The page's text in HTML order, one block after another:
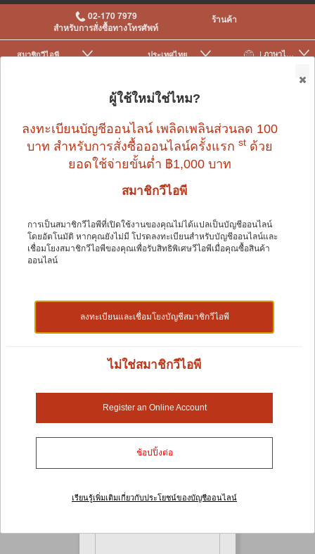
02-170 7979
สำหรับการสั่งซื้อทางโทรศัพท์
ร้านค้า
| ภาษาไทย
ประเทศไทย
สมาชิกวีไอพี
|
ของใช้สัตว์เล็กและอื่น ๆ> การท่องเที่ยว
สัตว์เล็ก
Shop by:
ตอนนี้คุณไม่ต้องกังวลว่าสัตว์เลี้ยงของคุณจะ
กระวนกระวายใจเมื่อคุณพาพวกเขาไปเที่ยวด้วยตลอดการ
เดินทางของคุณ เรามีกรงใส่สัตว์เลี้ยงขนาดเล็กและสายจูง
หลากหลายประเภทให้เลือก เพื่อการขนย้ายพวกเขาได้
อย่างปลอดภัยและสะดวกสบาย ลังและกรงสัตว์เลี้ยงของ
No Product Found
ผู้ใช้ใหม่ใช่ไหม?
ลงทะเบียนบัญชีออนไลน์ เพลิดเพลินส่วนลด 100
บาท สำหรับการสั่งซื้อออนไลน์ครั้งแรกst ด้วย
ยอดใช้จ่ายขั้นต่ำ ฿1,000 บาท
สมาชิกวีไอพี
การเป็นสมาชิกวีไอพีที่เปิดใช้งานของคุณไม่ได้แปลเป็นบัญชีออนไลน์
โดยอัตโนมัติ หากคุณยังไม่มี โปรดลงทะเบียนสำหรับบัญชีออนไลน์และ
เชื่อมโยงสมาชิกวีไอพีของคุณเพื่อรับสิทธิพิเศษวีไอพีเมื่อคุณซื้อสินค้า
ออนไลน์
ลงทะเบียนและเชื่อมโยงบัญชีสมาชิกวีไอพี
ไม่ใช่สมาชิกวีไอพี
Register an Online Account
ช้อปปิ้งต่อ
เรียนรู้เพิ่มเติมเกี่ยวกับประโยชน์ของบัญชีออนไลน์